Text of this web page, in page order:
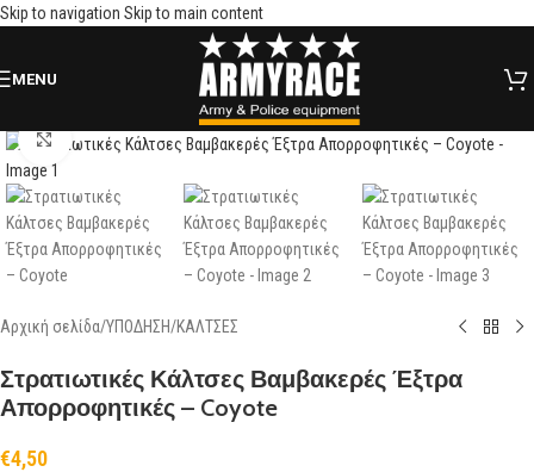
Skip to navigation Skip to main content
MENU
Click to enlarge
Αρχική σελίδα/ΥΠΟΔΗΣΗ/ΚΑΛΤΣΕΣ
Στρατιωτικές Κάλτσες Βαμβακερές Έξτρα
Απορροφητικές – Coyote
€4,50